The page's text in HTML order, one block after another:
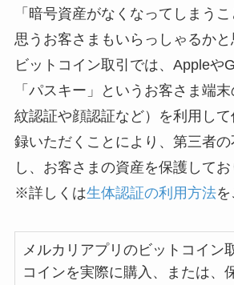
「暗号資産がなくなってしまう
思うお客さまもいらっしゃるかと
ビットコイン取引では、Appleや
「パスキー」というお客さま端
紋認証や顔認証など）を利用し
録いただくことにより、第三者
し 、お客さまの資産を保護してお
※詳しくは生体認証の利用方法を
メルカリアプリのビットコイン
コインを実際に購入、または、